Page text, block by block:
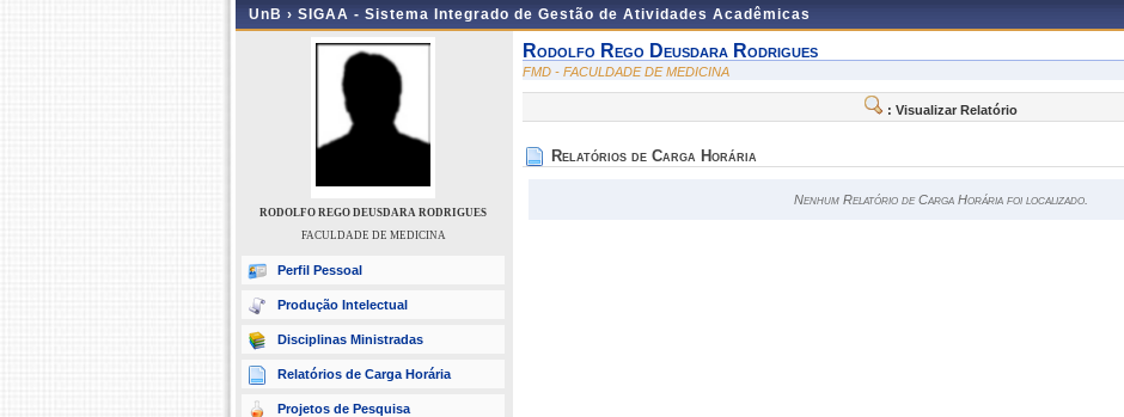
UnB › SIGAA - Sistema Integrado de Gestão de Atividades Acadêmicas
RODOLFO REGO DEUSDARA RODRIGUES
FACULDADE DE MEDICINA
Perfil Pessoal
Produção Intelectual
Disciplinas Ministradas
Relatórios de Carga Horária
Projetos de Pesquisa
Rodolfo Rego Deusdara Rodrigues
FMD - FACULDADE DE MEDICINA
: Visualizar Relatório
Relatórios de Carga Horária
Nenhum Relatório de Carga Horária foi localizado.